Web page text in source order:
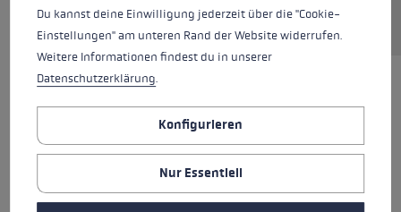
Ersatzteil anfragen
ALLE EIGENSCHAFTEN
SICHERHEITSHINWEISE
Du kannst deine Einwilligung jederzeit über die "Cookie-
Einstellungen" am unteren Rand der Website widerrufen.
Weitere Informationen findest du in unserer
Datenschutzerklärung.
Konfigurieren
Nur Essentiell